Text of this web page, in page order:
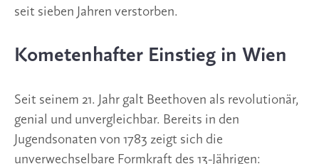
seit sieben Jahren verstorben.
Kometenhafter Einstieg in Wien
Seit seinem 21. Jahr galt Beethoven als revolutionär,
genial und unvergleichbar. Bereits in den
Jugendsonaten von 1783 zeigt sich die
unverwechselbare Formkraft des 13-Jährigen: